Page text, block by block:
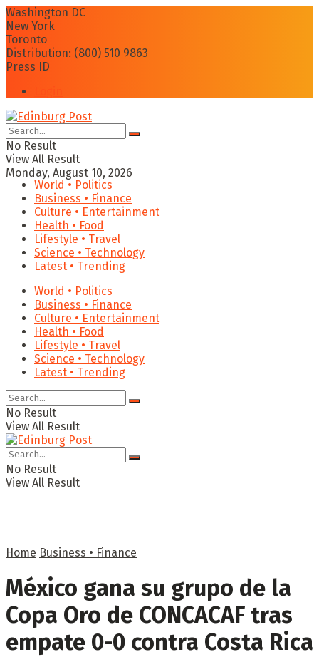
Washington DC
New York
Toronto
Distribution: (800) 510 9863
Press ID
No Result
View All Result
Monday, August 10, 2026
World • Politics
Business • Finance
Culture • Entertainment
Health • Food
Lifestyle • Travel
Science • Technology
Latest • Trending
World • Politics
Business • Finance
Culture • Entertainment
Health • Food
Lifestyle • Travel
Science • Technology
Latest • Trending
No Result
View All Result
No Result
View All Result
Home Business • Finance
México gana su grupo de la
Copa Oro de CONCACAF tras
empate 0-0 contra Costa Rica